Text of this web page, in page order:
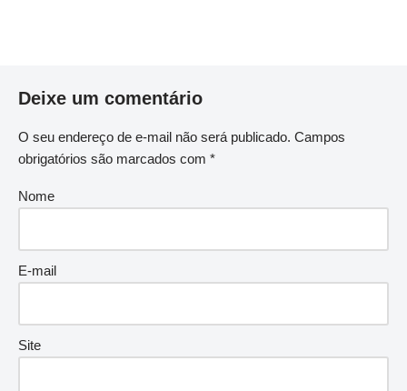
Deixe um comentário
O seu endereço de e-mail não será publicado. Campos
obrigatórios são marcados com *
Nome
E-mail
Site